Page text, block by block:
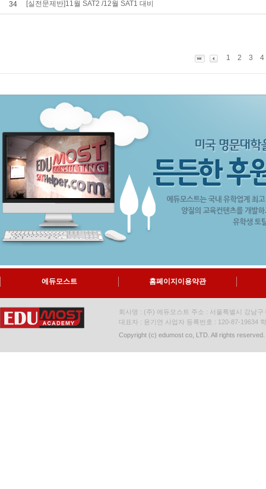
34 [실전문제반]11월 SAT2 /12월 SAT1 대비
1 2 3
에듀모스트 홈페이지이용약관
회사명 : (주) 에듀모스트 주소 : 서울특별시 강남
대표자 : 윤기연 사업자 등록번호 : 120-87-19634
Copyright (c) edumost co, LTD. All rights reserved.